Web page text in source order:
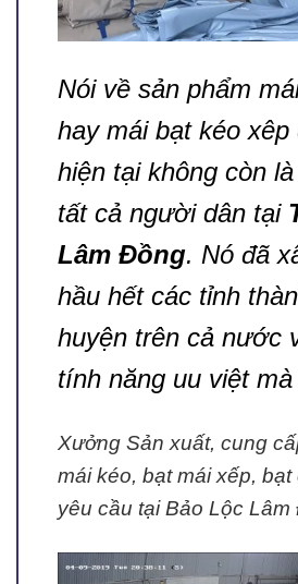
Nói về sản phẩm
hay mái bạt kéo xêp
hiện tại không còn
tất cả người dân tại
Lâm Đồng. Nó đã
hầu hết các tỉnh
huyện trên cả nước
tính năng uu việt
Xưởng Sản xuất, cung
mái kéo, bạt mái xếp,
yêu cầu tại Bảo Lộc